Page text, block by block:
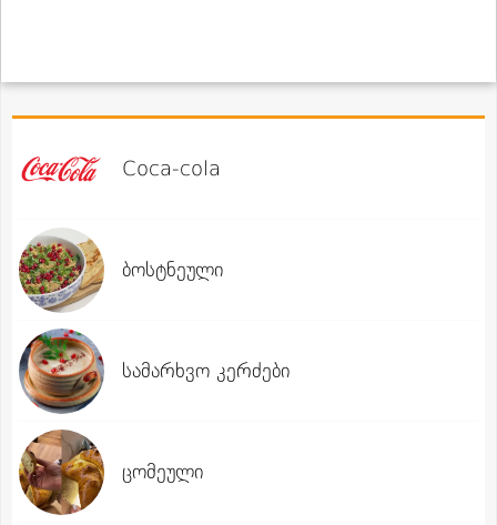
Coca-cola
ბოსტნეული
სამარხვო კერძები
ცომეული